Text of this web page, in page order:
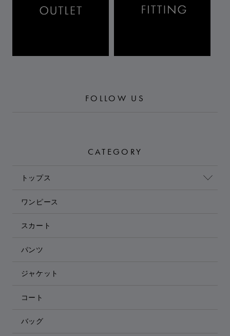
FOLLOW US
CATEGORY
トップス
ワンピース
スカート
パンツ
ジャケット
コート
バッグ